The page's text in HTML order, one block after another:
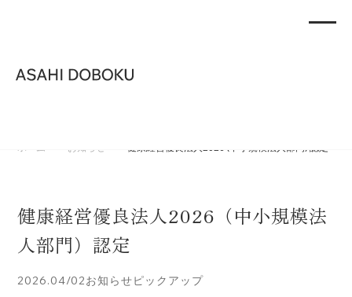
ホーム お知らせ 健康経営優良法人2026（中小規模法人部門）認定
健康経営優良法人2026（中小規模法
人部門）認定
2026.04/02お知らせピックアップ